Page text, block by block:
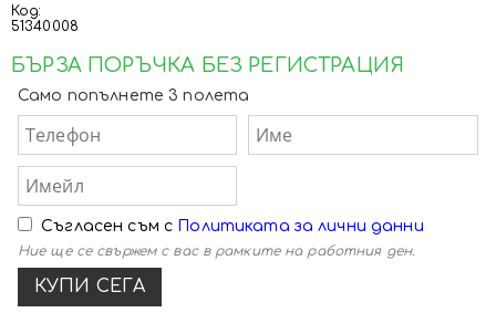
Код:
51340008
БЪРЗА ПОРЪЧКА БЕЗ РЕГИСТРАЦИЯ
Само попълнете 3 полета
Съгласен съм с Политиката за лични данни
Ние ще се свържем с вас в рамките на работния ден.